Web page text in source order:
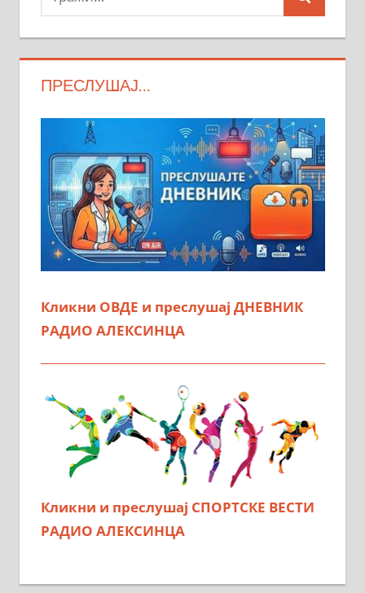
Search
ПРЕСЛУШАЈ…
Кликни ОВДЕ и преслушај ДНЕВНИК
РАДИО АЛЕКСИНЦА
Кликни и преслушај СПОРТСКЕ ВЕСТИ
РАДИО АЛЕКСИНЦА